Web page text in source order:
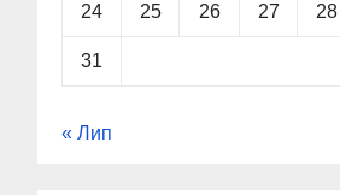
24 25 26 27 28
31
« Лип